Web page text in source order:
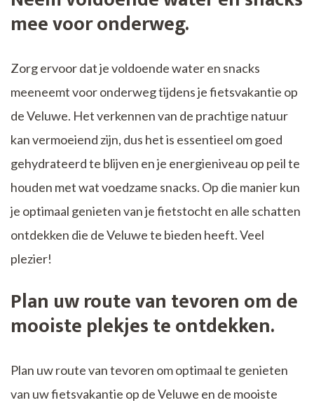
mee voor onderweg.
Zorg ervoor dat je voldoende water en snacks
meeneemt voor onderweg tijdens je fietsvakantie op
de Veluwe. Het verkennen van de prachtige natuur
kan vermoeiend zijn, dus het is essentieel om goed
gehydrateerd te blijven en je energieniveau op peil te
houden met wat voedzame snacks. Op die manier kun
je optimaal genieten van je fietstocht en alle schatten
ontdekken die de Veluwe te bieden heeft. Veel
plezier!
Plan uw route van tevoren om de
mooiste plekjes te ontdekken.
Plan uw route van tevoren om optimaal te genieten
van uw fietsvakantie op de Veluwe en de mooiste